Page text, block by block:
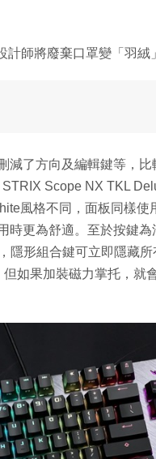
計師將廢棄口罩變「羽絨」
減了方向及編輯鍵等，
Scope NX TKL
風格不同，面板同樣
時更為舒適。至於按鍵
隱形組合鍵可立即隱藏
如果加裝磁力掌托，就